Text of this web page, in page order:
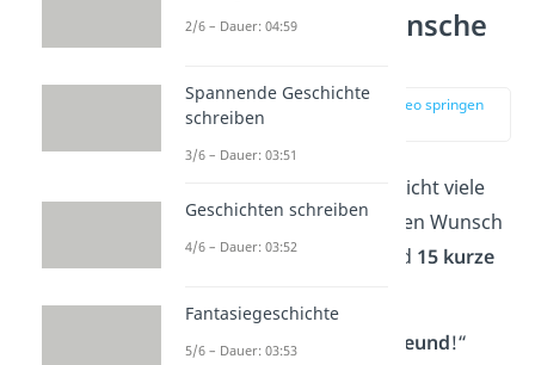
Geburtstagswünsche
zur Stelle im Video springen
Manchmal braucht es nicht viele
Worte, um einen schönen Wunsch
auszudrücken. Hier sind 15 kurze
„Alles Gute, mein
Freund!“
2/6 – Dauer: 04:59
Spannende Geschichte
schreiben
3/6 – Dauer: 03:51
Geschichten schreiben
4/6 – Dauer: 03:52
Fantasiegeschichte
5/6 – Dauer: 03:53